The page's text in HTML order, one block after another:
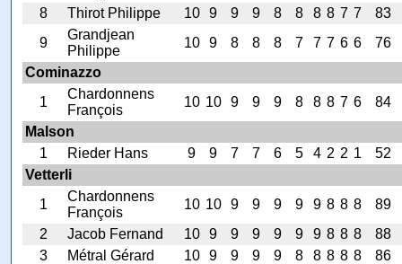
8
Thirot Philippe 10 9 9 9 8 8 8 8 7 7
83
9
Grandjean
Philippe
10 9 8 8 8 7 7 7 6 6
76
Cominazzo
1
Chardonnens
François
10 10 9 9 9 8 8 8 7 6
84
Malson
1
Rieder Hans 9 9 7 7 6 5 4 2 2 1
52
Vetterli
1
Chardonnens
François
10 10 9 9 9 9 9 8 8 8
89
2
Jacob Fernand 10 9 9 9 9 9 9 8 8 8
88
3
Métral Gérard 10 9 9 9 9 8 8 8 8 8
86